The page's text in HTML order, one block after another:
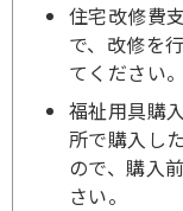
住宅改修費
で、改修を
てください。
福祉用具購
所で購入し
ので、購入
さい。